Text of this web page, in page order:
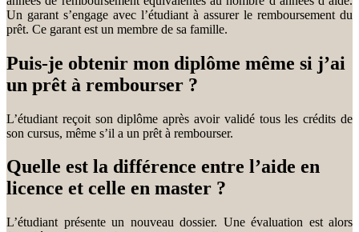
Un garant s’engage avec l’étudiant à assurer le remboursement du
prêt. Ce garant est un membre de sa famille.
Puis-je obtenir mon diplôme même si j’ai
un prêt à rembourser ?
L’étudiant reçoit son diplôme après avoir validé tous les crédits de
son cursus, même s’il a un prêt à rembourser.
Quelle est la différence entre l’aide en
licence et celle en master ?
L’étudiant présente un nouveau dossier. Une évaluation est alors